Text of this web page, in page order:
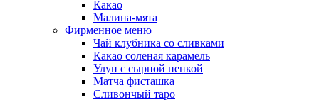
Какао
Малина-мята
Фирменное меню
Чай клубника со сливками
Какао соленая карамель
Улун с сырной пенкой
Матча фисташка
Сливончый таро